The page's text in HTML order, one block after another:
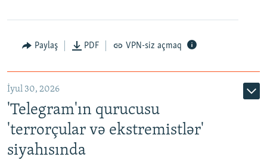
Paylaş PDF VPN-siz açmaq
İyul 30, 2026
'Telegram'ın qurucusu
'terrorçular və ekstremistlər'
siyahısında